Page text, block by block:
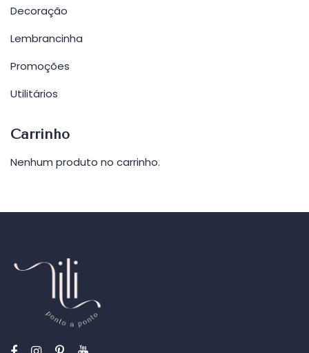
Decoração
Lembrancinha
Promoções
Utilitários
Carrinho
Nenhum produto no carrinho.